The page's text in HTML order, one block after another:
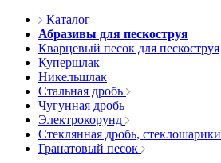
Каталог
Абразивы для пескоструя
Кварцевый песок для пескоструя
Купершлак
Никельшлак
Стальная дробь
Чугунная дробь
Электрокорунд
Стеклянная дробь, стеклошарики
Гранатовый песок